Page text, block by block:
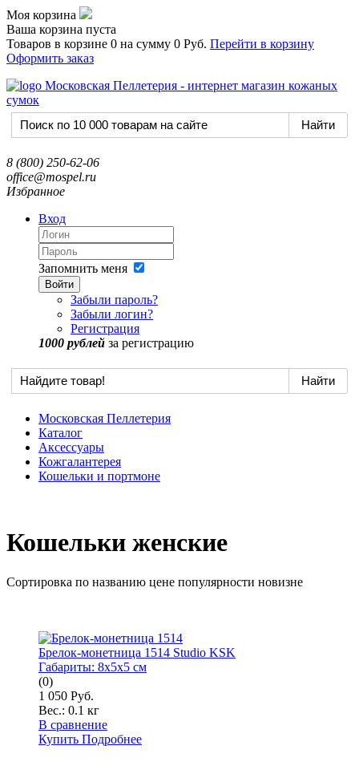
Моя корзина
Ваша корзина пуста
Товаров в корзине 0 на сумму 0 Руб. Перейти в корзину
Оформить заказ
8 (800) 250-62-06
office@mospel.ru
Избранное
Вход
Запомнить меня
Войти
Забыли пароль?
Забыли логин?
Регистрация
1000 рублей за регистрацию
Московская Пеллетерия
Каталог
Аксессуары
Кожгалантерея
Кошельки и портмоне
Кошельки женские
Сортировка по названию цене популярности новизне
Брелок-монетница 1514 Studio KSK
Габариты: 8x5x5 см
(0)
1 050 Руб.
Вес.: 0.1 кг
В сравнение
Купить Подробнее